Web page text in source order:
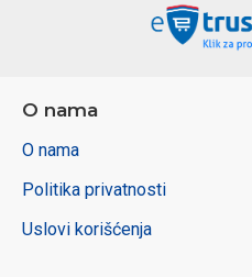
O nama
O nama
Politika privatnosti
Uslovi korišćenja